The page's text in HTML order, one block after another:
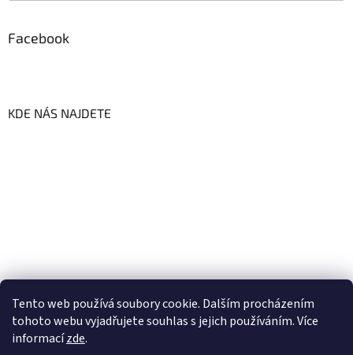
Tento web používá soubory cookie. Dalším procházením
tohoto webu vyjadřujete souhlas s jejich používáním. Více
informacízde.
Facebook
KDE NÁS NAJDETE